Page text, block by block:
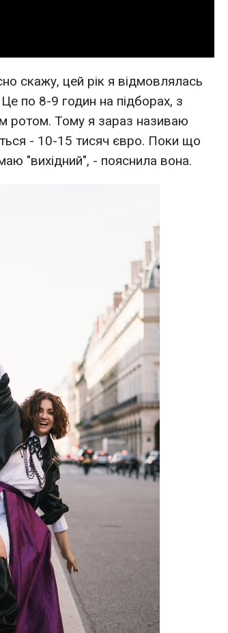
скажу, цей рік я відмовлялась
по 8-9 годин на підборах, з
ротом. Тому я зараз називаю
- 10-15 тисяч євро. Поки що
"вихідний", - пояснила вона.